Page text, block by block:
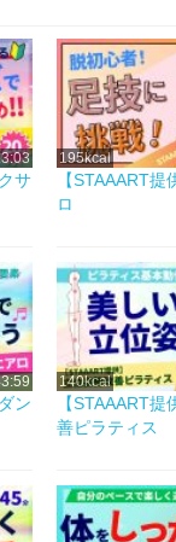
サ
195kcal
【STAAART
ロ
ン
140kcal
【STAAART
善ピラティス